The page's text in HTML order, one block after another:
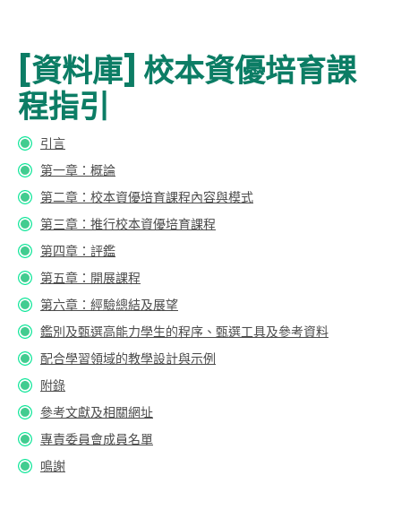
[資料庫] 校本資優培育課
程指引
引言
第一章：概論
第二章：校本資優培育課程內容與模式
第三章：推行校本資優培育課程
第四章：評鑑
第五章：開展課程
第六章：經驗總結及展望
鑑別及甄選高能力學生的程序、甄選工具及參考資料
配合學習領域的教學設計與示例
附錄
參考文獻及相關網址
專責委員會成員名單
鳴謝